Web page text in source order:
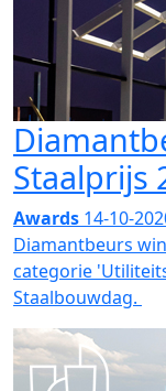
Staalprijs
Awards 14-10-
Diamantbeurs
categorie
Staalbouwdag.